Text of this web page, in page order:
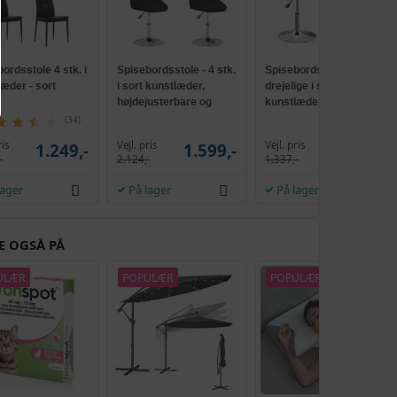
4 stk. i
- sort
(34)
1.249,-
Spisebordsstole - 4 stk.
i sort kunstlæder,
højdejusterbare og
Vejl. pris
2.124,-
1.599,-
På lager
Spisebordsstole - 4 stk.
drejelige i sort
kunstlæder,
Vejl. pris
1.337,-
På lager
OGSÅ PÅ
POPULÆR POPULÆR